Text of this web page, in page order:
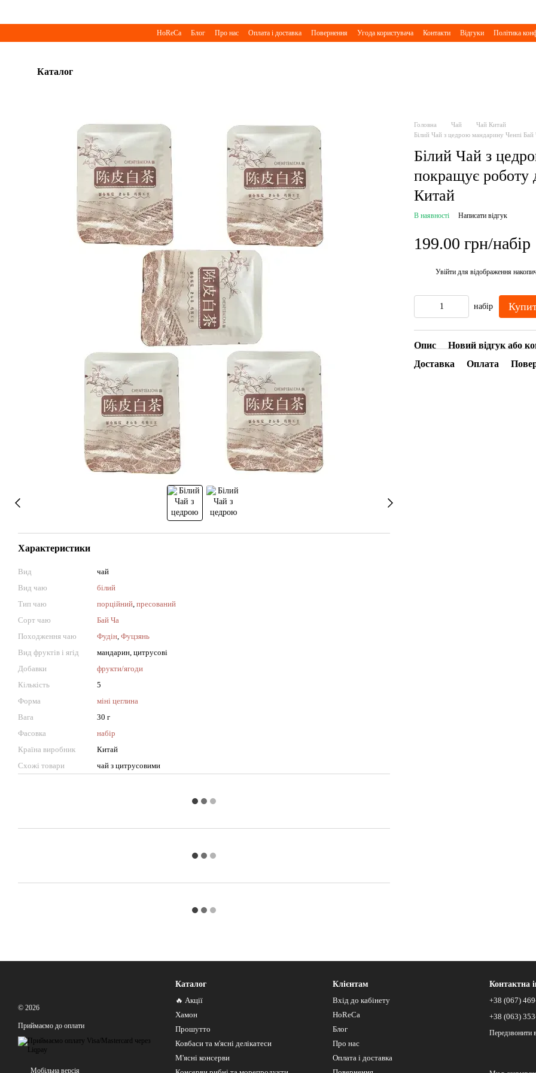
HoReCa Блог Про нас Оплата і доставка Повернення Угода користувача Контакти Відгуки Політика
Каталог
Характеристики
Вид
чай
Вид чаю
білий
Тип чаю
порційний, пресований
Сорт чаю
Бай Ча
Походження чаю
Фудін, Фуцзянь
Вид фруктів і ягід
мандарин, цитрусові
Добавки
фрукти/ягоди
Кількість
5
Форма
міні цеглина
Вага
30 г
Фасовка
набір
Країна виробник
Китай
Схожі товари
чай з цитрусовими
Головна Чай
Чай Китай
Білий Чай з цедрою мандарину Ченпі
Білий Чай з
покращує роботу
Китай
В наявності Написати відгук
199.00 грн/набір
Увійти для відображення
набір
Опис
Новий відгук або
Доставка
Оплата
© 2026
Приймаємо до оплати
Мобільна версія
Каталог
🔥 Акції
Хамон
Прошутто
Ковбаси та м'ясні делікатеси
М'ясні консерви
Клієнтам
Вхід до кабінету
HoReCa
Блог
Про нас
Оплата і доставка
Контактна
+38 (067)
+38 (063)
Передзвонити